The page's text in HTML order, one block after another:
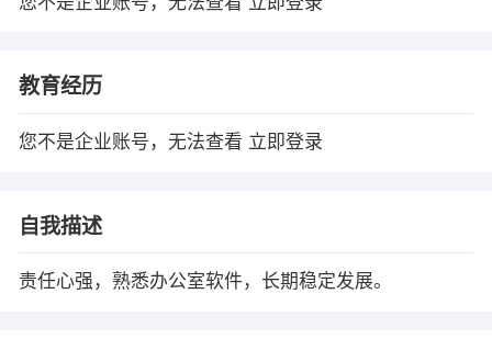
教育经历
您不是企业账号，无法查看 立即登录
自我描述
责任心强，熟悉办公室软件，长期稳定发展。